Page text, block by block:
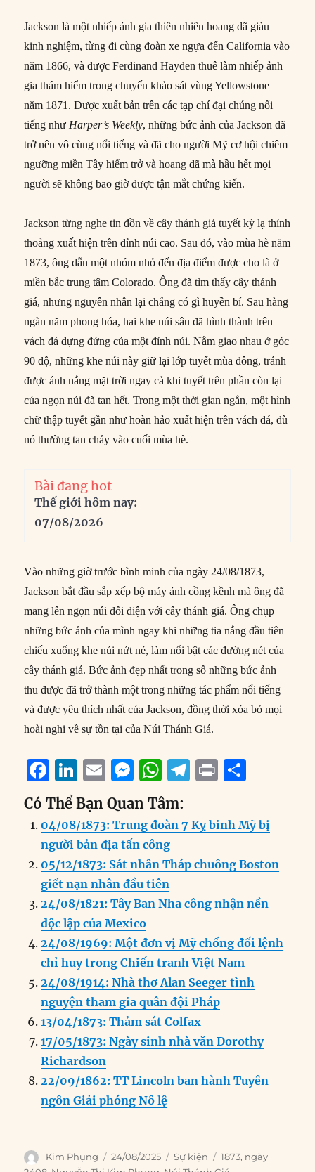
Jackson là một nhiếp ảnh gia thiên nhiên hoang dã giàu
kinh nghiệm, từng đi cùng đoàn xe ngựa đến California vào
năm 1866, và được Ferdinand Hayden thuê làm nhiếp ảnh
gia thám hiểm trong chuyến khảo sát vùng Yellowstone
năm 1871. Được xuất bản trên các tạp chí đại chúng nổi
tiếng nhưHarper’s Weekly, những bức ảnh của Jackson đã
trở nên vô cùng nổi tiếng và đã cho người Mỹ cơ hội chiêm
ngưỡng miền Tây hiểm trở và hoang dã mà hầu hết mọi
người sẽ không bao giờ được tận mắt chứng kiến.
Jackson từng nghe tin đồn về cây thánh giá tuyết kỳ lạ thỉnh
thoảng xuất hiện trên đỉnh núi cao. Sau đó, vào mùa hè năm
1873, ông dẫn một nhóm nhỏ đến địa điểm được cho là ở
miền bắc trung tâm Colorado. Ông đã tìm thấy cây thánh
giá, nhưng nguyên nhân lại chẳng có gì huyền bí. Sau hàng
ngàn năm phong hóa, hai khe núi sâu đã hình thành trên
vách đá dựng đứng của một đỉnh núi. Nằm giao nhau ở góc
90 độ, những khe núi này giữ lại lớp tuyết mùa đông, tránh
được ánh nắng mặt trời ngay cả khi tuyết trên phần còn lại
của ngọn núi đã tan hết. Trong một thời gian ngắn, một hình
chữ thập tuyết gần như hoàn hảo xuất hiện trên vách đá, dù
nó thường tan chảy vào cuối mùa hè.
Bài đang hot
Thế giới hôm nay:
07/08/2026
Vào những giờ trước bình minh của ngày 24/08/1873,
Jackson bắt đầu sắp xếp bộ máy ảnh cồng kềnh mà ông đã
mang lên ngọn núi đối diện với cây thánh giá. Ông chụp
những bức ảnh của mình ngay khi những tia nắng đầu tiên
chiếu xuống khe núi nứt nẻ, làm nổi bật các đường nét của
cây thánh giá. Bức ảnh đẹp nhất trong số những bức ảnh
thu được đã trở thành một trong những tác phẩm nổi tiếng
và được yêu thích nhất của Jackson, đồng thời xóa bỏ mọi
hoài nghi về sự tồn tại của Núi Thánh Giá.
F
a
c
e
b
o
o
k
Li
n
k
e
d
I
n
E
m
ai
l
M
e
ss
e
n
g
er
W
h
at
s
A
p
p
T
e
g
r
m
P
n
t
a
re
Có Thể Bạn Quan Tâm:
04/08/1873: Trung đoàn 7 Kỵ binh Mỹ bị
người bản địa tấn công
05/12/1873: Sát nhân Tháp chuông Boston
giết nạn nhân đầu tiên
24/08/1821: Tây Ban Nha công nhận nền
độc lập của Mexico
24/08/1969: Một đơn vị Mỹ chống đối lệnh
chỉ huy trong Chiến tranh Việt Nam
24/08/1914: Nhà thơ Alan Seeger tình
nguyện tham gia quân đội Pháp
13/04/1873: Thảm sát Colfax
17/05/1873: Ngày sinh nhà văn Dorothy
Richardson
22/09/1862: TT Lincoln ban hành Tuyên
ngôn Giải phóng Nô lệ
Author
Kim Phụng
Posted
24/08/2025 Categories
Sự kiện Tags
1873, ngày